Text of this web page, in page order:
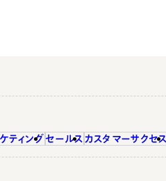
ティング セールス カスタマーサクセス